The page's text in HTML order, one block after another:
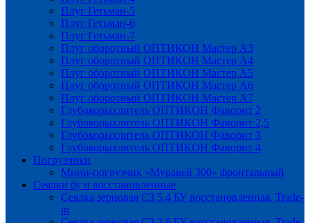
Плуг Гетьман-5
Плуг Гетьман-6
Плуг Гетьман-7
Плуг оборотный ОПТИКОН Мастер А3
Плуг оборотный ОПТИКОН Мастер А4
Плуг оборотный ОПТИКОН Мастер А5
Плуг оборотный ОПТИКОН Мастер А6
Плуг оборотный ОПТИКОН Мастер А7
Глубокорыхлитель ОПТИКОН Фаворит 2
Глубокорыхлитель ОПТИКОН Фаворит 2,5
Глубокорыхлитель ОПТИКОН Фаворит 3
Глубокорыхлитель ОПТИКОН Фаворит 4
Погрузчики
Мини-погрузчик «Муравей 300» фронтальный
Сеялки бу и восстановленные
Сеялка зерновая СЗ 5.4 БУ восстановленная, Trade-
in